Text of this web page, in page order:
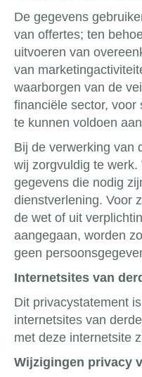
De gegevens
van offertes; ten
uitvoeren van
van
waarborgen van de
financiële sector, voor
te kunnen voldoen
Bij de verwerking van
wij zorgvuldig te
gegevens die nodig
dienstverlening. Voor
de wet of uit
aangegaan, worden
geen
Internetsites van
Dit privacystatement
internetsites van
met deze internetsite
Wijzigingen privacy